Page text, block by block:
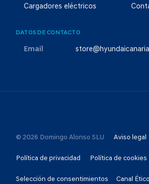
Cargadores eléctricos
DATOS DE CONTACTO
Email
© 2026 Domingo Alonso SLU Aviso legal
Política de privacidad Política de cookies
Selección de consentimientos Canal Ético